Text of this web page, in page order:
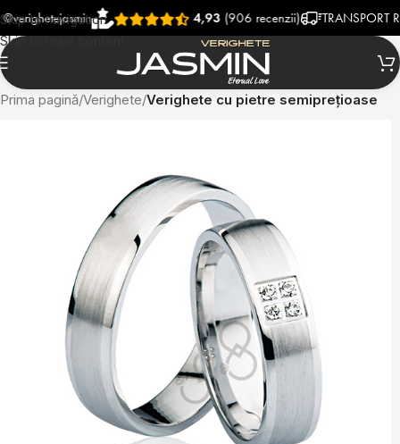
Skip to navigation
Skip to main content
4,93(906 recenzii) TRANSPORT RAPID
Prima pagină Verighete Verighete cu pietre semiprețioase